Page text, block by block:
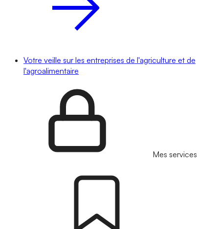
Votre veille sur les entreprises de l'agriculture et de
l'agroalimentaire
Mes services